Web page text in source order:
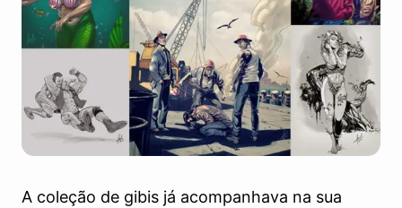
A coleção de gibis já acompanhava na sua